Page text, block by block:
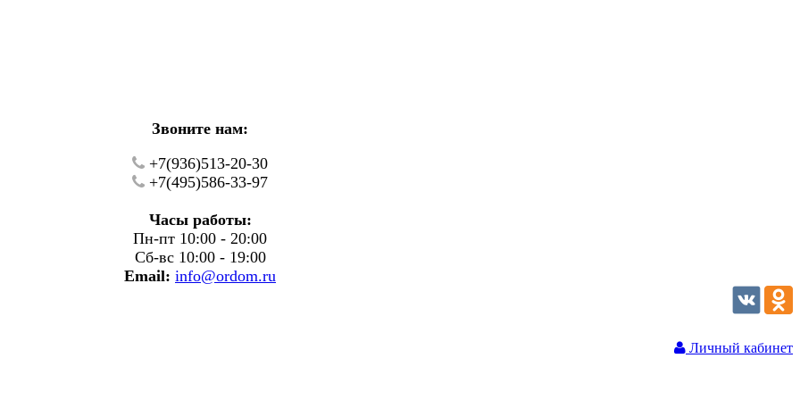
Звоните нам:
+7(936)513-20-30
+7(495)586-33-97
Часы работы:
Пн-пт 10:00 - 20:00
Сб-вс 10:00 - 19:00
Email: info@ordom.ru
Личный кабинет